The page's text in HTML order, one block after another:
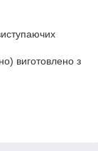
виготовлено з